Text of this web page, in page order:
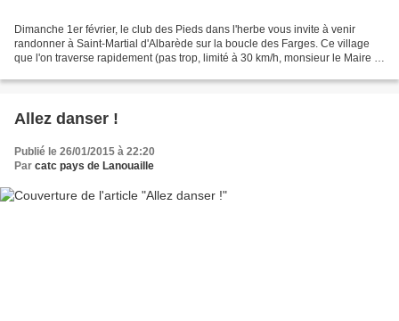
Dimanche 1er février, le club des Pieds dans l'herbe vous invite à venir
randonner à Saint-Martial d'Albarède sur la boucle des Farges. Ce village
que l'on traverse rapidement (pas trop, limité à 30 km/h, monsieur le Maire !)
Allez danser !
Publié le 26/01/2015 à 22:20
Par catc pays de Lanouaille